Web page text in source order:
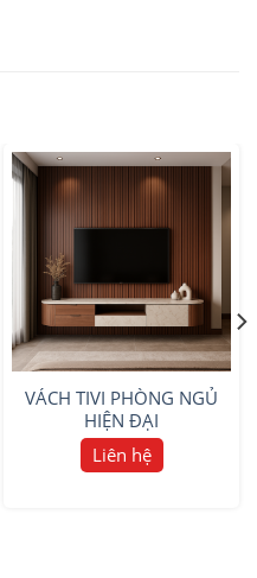
VÁCH TIVI PHÒNG NGỦ
HIỆN ĐẠI
Liên hệ